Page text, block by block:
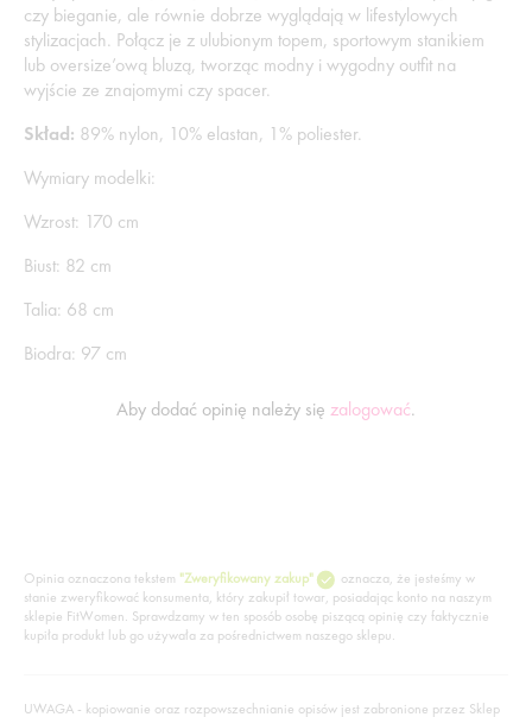
czy bieganie, ale równie dobrze wyglądają w lifestylowych
stylizacjach. Połącz je z ulubionym topem, sportowym stanikiem
lub oversize’ową bluzą, tworząc modny i wygodny outfit na
wyjście ze znajomymi czy spacer.
Skład: 89% nylon, 10% elastan, 1% poliester.
Wymiary modelki:
Wzrost: 170 cm
Biust: 82 cm
Talia: 68 cm
Biodra: 97 cm
Aby dodać opinię należy się zalogować.
Opinia oznaczona tekstem "Zweryfikowany zakup"
oznacza, że jesteśmy w
stanie zweryfikować konsumenta, który zakupił towar, posiadając konto na naszym
sklepie FitWomen. Sprawdzamy w ten sposób osobę piszącą opinię czy faktycznie
kupiła produkt lub go używała za pośrednictwem naszego sklepu.
UWAGA - kopiowanie oraz rozpowszechnianie opisów jest zabronione przez Sklep